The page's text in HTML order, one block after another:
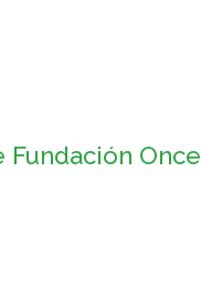
Once